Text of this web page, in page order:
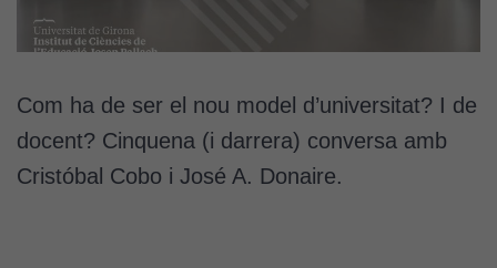
Com ha de ser el nou model d’universitat? I de
docent? Cinquena (i darrera) conversa amb
Cristóbal Cobo i José A. Donaire.
mentre
navegueu,
permet més
contingut i